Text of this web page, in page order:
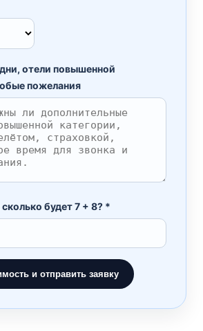
отели повышенной
пожелания
будет 7 + 8? *
и отправить заявку